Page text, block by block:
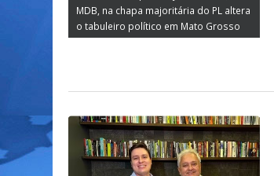
MDB, na chapa majoritária do PL altera
o tabuleiro político em Mato Grosso